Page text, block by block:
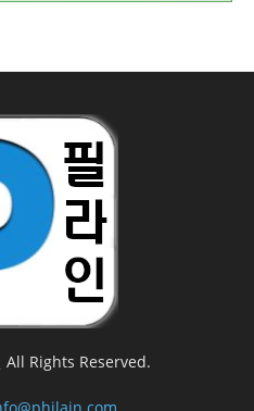
Rights Reserved.